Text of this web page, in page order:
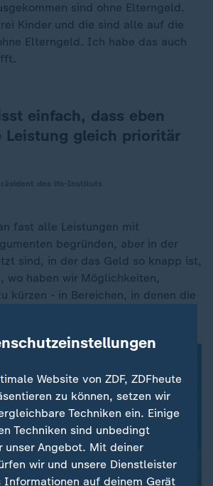
sind ohne Elterngeld.
Kinder und die sind alle auf die
Elterngeld. Ich habe das auch
einfach, dass eben
Leistung gleich prioritär
fast alle Leistungen mit
begründen, aber in der
sind, in der das Geld so knapp ist,
wo haben wir Möglichkeiten,
kürzen - in Bereichen, in denen die
ganz so prioritär sind.
Website von ZDF, ZDFheute
zu können, setzen wir
Techniken ein. Einige
Techniken sind unbedingt
Angebot. Mit deiner
wir und unsere Dienstleister
Informationen auf deinem Gerät